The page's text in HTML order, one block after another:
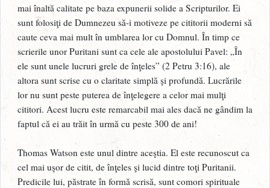
mai înaltă calitate pe baza expunerii solide a Scripturilor. Ei
sunt folosiţi de Dumnezeu să-i motiveze pe cititorii moderni să
caute ceva mai mult în umblarea lor cu Domnul. În timp ce
scrierile unor Puritani sunt ca cele ale apostolului Pavel: „În
ele sunt unele lucruri grele de înţeles” (2 Petru 3:16), ale
altora sunt scrise cu o claritate simplă şi profundă. Lucrările
lor nu sunt peste puterea de înţelegere a celor mai mulţi
cititori. Acest lucru este remarcabil mai ales dacă ne gândim la
faptul că ei au trăit în urmă cu peste 300 de ani!
Thomas Watson este unul dintre aceştia. El este recunoscut ca
cel mai uşor de citit, de înţeles şi lucid dintre toţi Puritanii.
Predicile lui, păstrate în formă scrisă, sunt comori spirituale